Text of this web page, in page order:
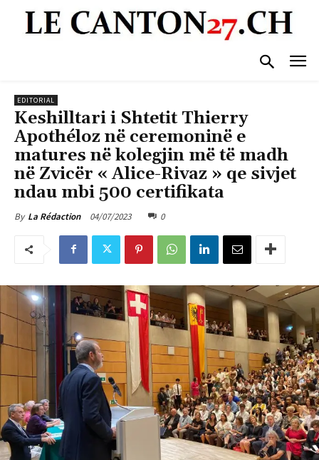
EDITORIAL
Keshilltari i Shtetit Thierry
Apothéloz në ceremoninë e
matures në kolegjin më të madh
në Zvicër « Alice-Rivaz » qe sivjet
ndau mbi 500 certifikata
By La Rédaction 04/07/2023 0